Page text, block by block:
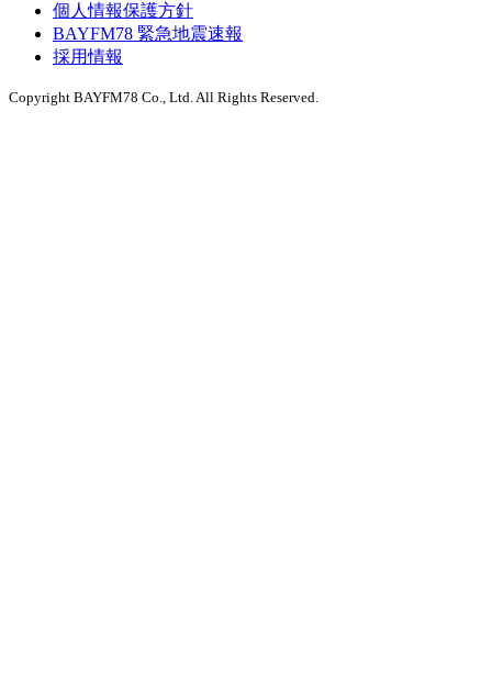
個人情報保護方針
BAYFM78 緊急地震速報
採用情報
Copyright BAYFM78 Co., Ltd. All Rights Reserved.